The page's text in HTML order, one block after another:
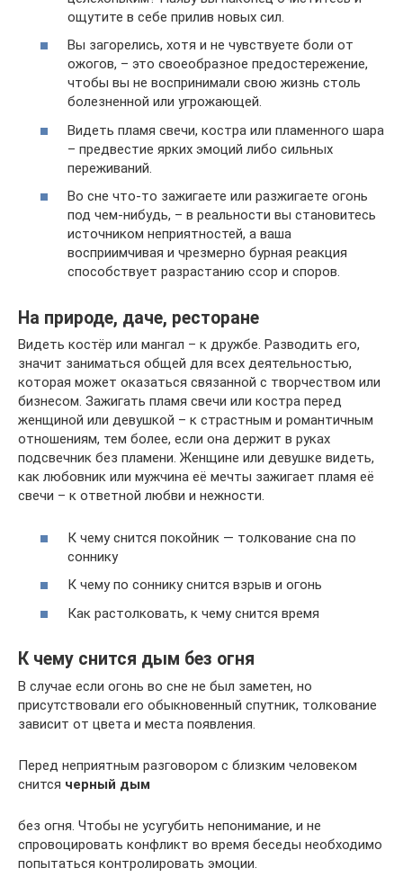
ощутите в себе прилив новых сил.
Вы загорелись, хотя и не чувствуете боли от
ожогов, – это своеобразное предостережение,
чтобы вы не воспринимали свою жизнь столь
болезненной или угрожающей.
Видеть пламя свечи, костра или пламенного шара
– предвестие ярких эмоций либо сильных
переживаний.
Во сне что-то зажигаете или разжигаете огонь
под чем-нибудь, – в реальности вы становитесь
источником неприятностей, а ваша
восприимчивая и чрезмерно бурная реакция
способствует разрастанию ссор и споров.
На природе, даче, ресторане
Видеть костёр или мангал – к дружбе. Разводить его,
значит заниматься общей для всех деятельностью,
которая может оказаться связанной с творчеством или
бизнесом. Зажигать пламя свечи или костра перед
женщиной или девушкой – к страстным и романтичным
отношениям, тем более, если она держит в руках
подсвечник без пламени. Женщине или девушке видеть,
как любовник или мужчина её мечты зажигает пламя её
свечи – к ответной любви и нежности.
К чему снится покойник — толкование сна по
соннику
К чему по соннику снится взрыв и огонь
Как растолковать, к чему снится время
К чему снится дым без огня
В случае если огонь во сне не был заметен, но
присутствовали его обыкновенный спутник, толкование
зависит от цвета и места появления.
Перед неприятным разговором с близким человеком
снится черный дым
без огня. Чтобы не усугубить непонимание, и не
спровоцировать конфликт во время беседы необходимо
попытаться контролировать эмоции.